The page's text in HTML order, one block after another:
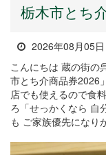
栃木市とち
2026年08月05日
こんにちは 蔵の街の
市とち介商品券2026
店でも使えるので食
ろ「せっかくなら 自
も ご家族優先になり